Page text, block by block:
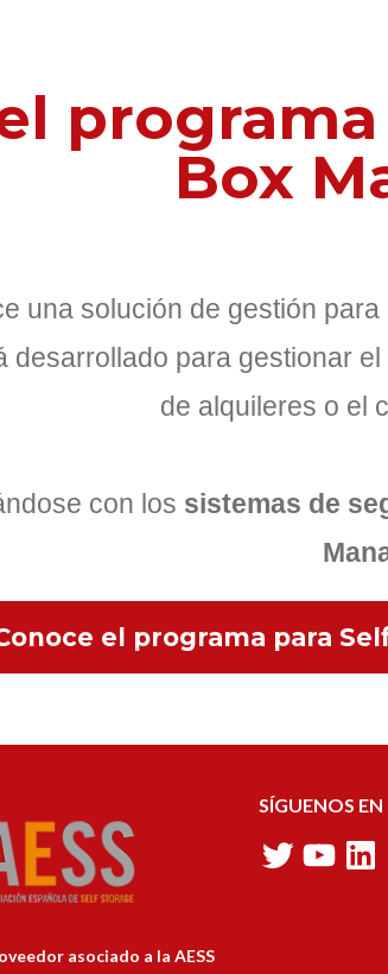
Box
una solución de gestión
desarrollado para gestionar
de alquileres o el
con los sistemas de
el programa para
asociado a la AESS
SÍGUENOS EN